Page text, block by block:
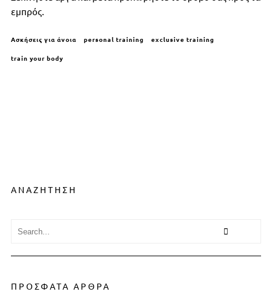
εμπρός.
Ασκήσεις για άνοια personal training exclusive training
train your body
ΑΝΑΖΗΤΗΣΗ
ΠΡΟΣΦΑΤΑ ΑΡΘΡΑ